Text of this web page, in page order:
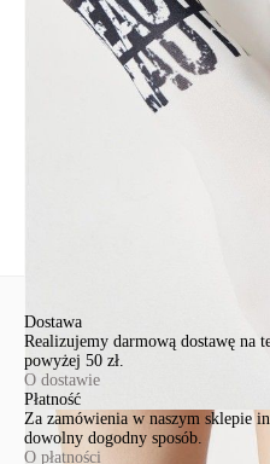
Św. Teresy 91
91-341, Łódź, Polska
+48 500-503-636
info@conteshop.pl
Ten produkt nie ma pytań Możesz
Dostawa
Realizujemy darmową dostawę na
powyżej 50 zł.
O dostawie
Płatność
Za zamówienia w naszym sklepie
dowolny dogodny sposób.
O płatności